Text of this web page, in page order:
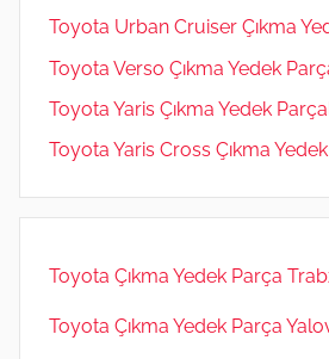
Toyota Urban Cruiser Çıkma
Toyota Verso Çıkma Yedek
Toyota Yaris Çıkma Yedek
Toyota Yaris Cross Çıkma
Toyota Çıkma Yedek Parça
Toyota Çıkma Yedek Parça